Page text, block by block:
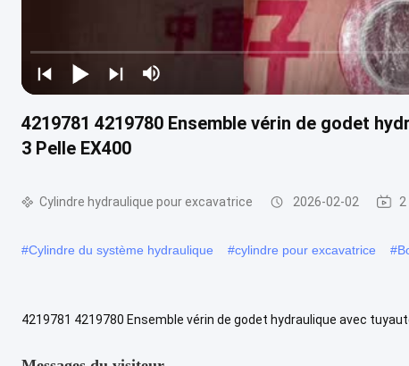
4219781 4219780 Ensemble vérin de godet
3 Pelle EX400
Cylindre hydraulique pour excavatrice 2026-02-02
#Cylindre du système hydraulique #cylindre pour excavatrice #
4219781 4219780 Ensemble vérin de godet hydraulique avec